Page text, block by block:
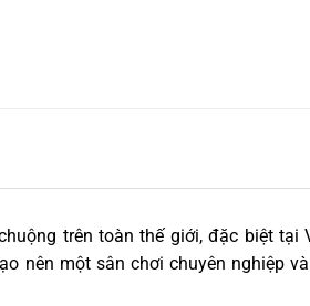
trên toàn thế giới, đặc biệt tại
nên một sân chơi chuyên nghiệp